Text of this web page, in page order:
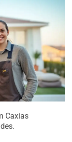
Caxias